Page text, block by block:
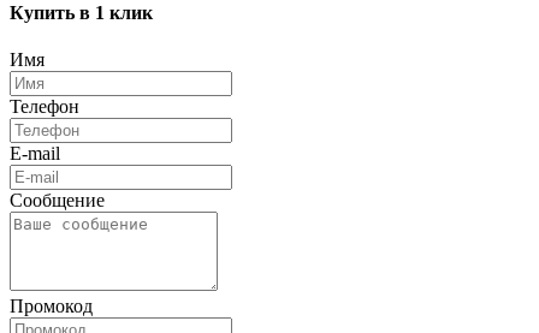
Купить в 1 клик
Имя
Телефон
E-mail
Сообщение
Промокод